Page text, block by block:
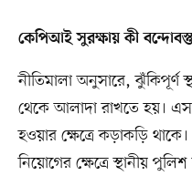
কেপিআই সুরক্ষায় কী বন্দোবস্তু
নীতিমালা অনুসারে, ঝুঁকিপূর্ণ
থেকে আলাদা রাখতে হয়।
হওয়ার ক্ষেত্রে কড়াকড়ি
নিয়োগের ক্ষেত্রে স্থানীয়